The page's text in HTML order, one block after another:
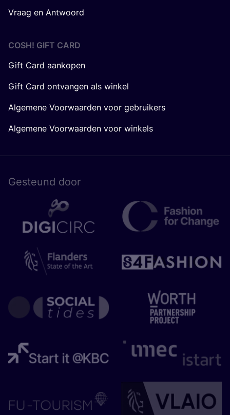
Vraag en Antwoord
COSH! GIFT CARD
Gift Card aankopen
Gift Card ontvangen als winkel
Algemene Voorwaarden voor gebruikers
Algemene Voorwaarden voor winkels
Gesteund door